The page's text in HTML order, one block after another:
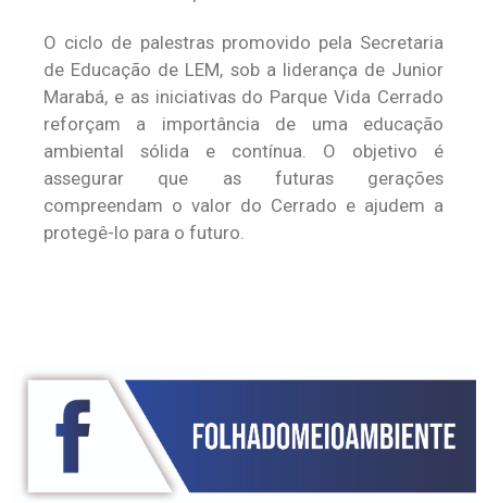
O ciclo de palestras promovido pela Secretaria
de Educação de LEM, sob a liderança de Junior
Marabá, e as iniciativas do Parque Vida Cerrado
reforçam a importância de uma educação
ambiental sólida e contínua. O objetivo é
assegurar que as futuras gerações
compreendam o valor do Cerrado e ajudem a
protegê-lo para o futuro.